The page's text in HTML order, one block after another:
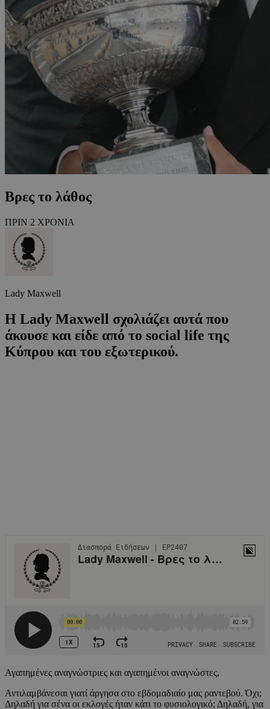
Βρες το λάθος
ΠΡΙΝ 2 ΧΡΟΝΙΑ
Lady Maxwell
Η Lady Maxwell σχολιάζει αυτά που
άκουσε και είδε από το social life της
Κύπρου και του εξωτερικού.
Αγαπημένες αναγνώστριες και αγαπημένοι αναγνώστες,
Αντιλαμβάνεσαι γιατί άργησα στο εβδομαδιαίο μας ραντεβού. Όχι;
Δηλαδή για σένα οι εκλογές ήταν κάτι το φυσιολογικό; Δηλαδή, για